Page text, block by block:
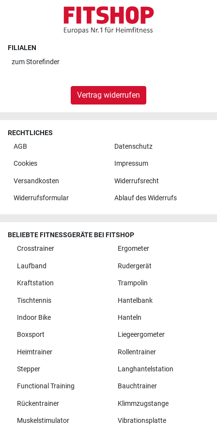
FILIALEN
zumStorefinder
Vertrag widerrufen
RECHTLICHES
AGB
Datenschutz
Cookies Impressum
Versandkosten Widerrufsrecht
Widerrufsformular Ablauf des Widerrufs
BELIEBTE FITNESSGERÄTE BEI FITSHOP
Crosstrainer
Ergometer
Laufband Rudergerät
Kraftstation Trampolin
Tischtennis Hantelbank
Indoor Bike Hanteln
Boxsport Liegeergometer
Heimtrainer Rollentrainer
Stepper Langhantelstation
Functional Training Bauchtrainer
Rückentrainer Klimmzugstange
Muskelstimulator Vibrationsplatte